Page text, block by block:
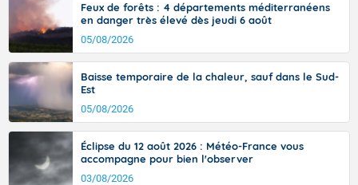
Feux de forêts : 4 départements méditerranéens
en danger très élevé dès jeudi 6 août
05/08/2026
Baisse temporaire de la chaleur, sauf dans le Sud-
Est
05/08/2026
Éclipse du 12 août 2026 : Météo-France vous
accompagne pour bien l'observer
03/08/2026